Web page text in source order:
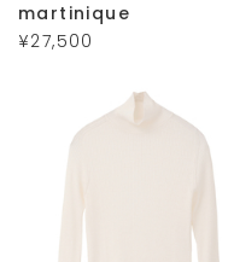
martinique
¥27,500